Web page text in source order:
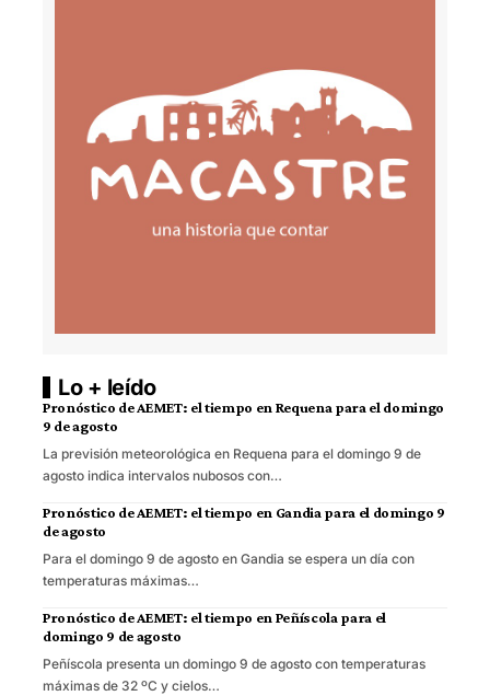
Lo + leído
Pronóstico de AEMET: el tiempo en Requena para el domingo
9 de agosto
La previsión meteorológica en Requena para el domingo 9 de
agosto indica intervalos nubosos con…
Pronóstico de AEMET: el tiempo en Gandia para el domingo 9
de agosto
Para el domingo 9 de agosto en Gandia se espera un día con
temperaturas máximas…
Pronóstico de AEMET: el tiempo en Peñíscola para el
domingo 9 de agosto
Peñíscola presenta un domingo 9 de agosto con temperaturas
máximas de 32 ºC y cielos…